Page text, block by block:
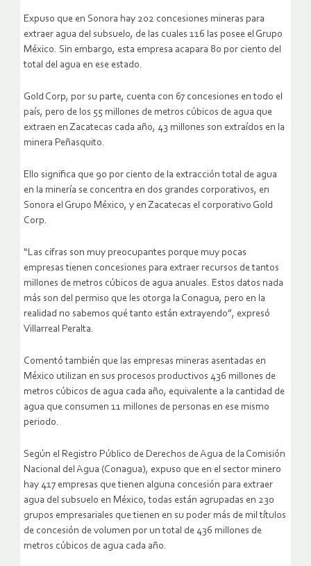
Expuso que en Sonora hay 202 concesiones mineras para
extraer agua del subsuelo, de las cuales 116 las posee el Grupo
México. Sin embargo, esta empresa acapara 80 por ciento del
total del agua en ese estado.
Gold Corp, por su parte, cuenta con 67 concesiones en todo el
país, pero de los 55 millones de metros cúbicos de agua que
extraen en Zacatecas cada año, 43 millones son extraídos en la
minera Peñasquito.
Ello significa que 90 por ciento de la extracción total de agua
en la minería se concentra en dos grandes corporativos, en
Sonora el Grupo México, y en Zacatecas el corporativo Gold
Corp.
“Las cifras son muy preocupantes porque muy pocas
empresas tienen concesiones para extraer recursos de tantos
millones de metros cúbicos de agua anuales. Estos datos nada
más son del permiso que les otorga la Conagua, pero en la
realidad no sabemos qué tanto están extrayendo”, expresó
Villarreal Peralta.
Comentó también que las empresas mineras asentadas en
México utilizan en sus procesos productivos 436 millones de
metros cúbicos de agua cada año, equivalente a la cantidad de
agua que consumen 11 millones de personas en ese mismo
periodo.
Según el Registro Público de Derechos de Agua de la Comisión
Nacional del Agua (Conagua), expuso que en el sector minero
hay 417 empresas que tienen alguna concesión para extraer
agua del subsuelo en México, todas están agrupadas en 230
grupos empresariales que tienen en su poder más de mil títulos
de concesión de volumen por un total de 436 millones de
metros cúbicos de agua cada año.